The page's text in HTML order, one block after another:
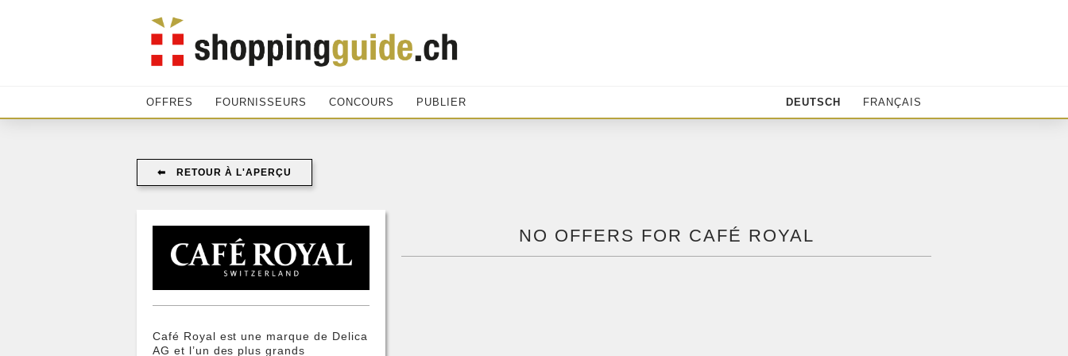
OFFRES FOURNISSEURS CONCOURS PUBLIER DEUTSCH FRANÇAIS
⬅︎ RETOUR À L'APERÇU
Café Royal est une marque de Delica
AG et l’un des plus grands
NO OFFERS FOR CAFÉ ROYAL